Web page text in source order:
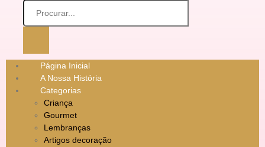
Página Inicial
A Nossa História
Categorias
Criança
Gourmet
Lembranças
Artigos decoração